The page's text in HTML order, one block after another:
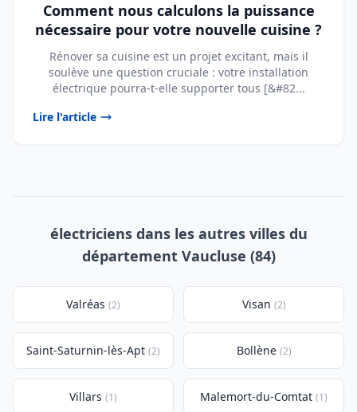
Comment nous calculons la puissance
nécessaire pour votre nouvelle cuisine ?
Rénover sa cuisine est un projet excitant, mais il
soulève une question cruciale : votre installation
électrique pourra-t-elle supporter tous [&#82...
Lire l'article
électriciens dans les autres villes du
département Vaucluse (84)
Valréas (2) Visan (2)
Saint-Saturnin-lès-Apt (2) Bollène (2)
Villars (1) Malemort-du-Comtat (1)